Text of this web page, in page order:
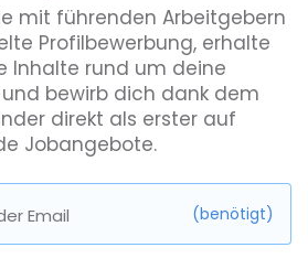
mit führenden Arbeitgebern
Profilbewerbung, erhalte
Inhalte rund um deine
und bewirb dich dank dem
direkt als erster auf
Jobangebote.
Email (benötigt)